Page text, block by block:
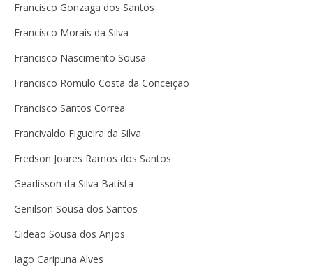
Francisco Gonzaga dos Santos
Francisco Morais da Silva
Francisco Nascimento Sousa
Francisco Romulo Costa da Conceição
Francisco Santos Correa
Francivaldo Figueira da Silva
Fredson Joares Ramos dos Santos
Gearlisson da Silva Batista
Genilson Sousa dos Santos
Gideão Sousa dos Anjos
Iago Caripuna Alves